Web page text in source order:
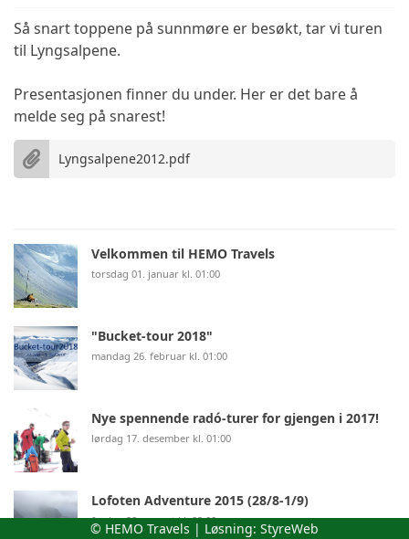
Så snart toppene på sunnmøre er besøkt, tar vi turen
til Lyngsalpene.
Presentasjonen finner du under. Her er det bare å
melde seg på snarest!
Lyngsalpene2012.pdf
Velkommen til HEMO Travels
torsdag 01. januar kl. 01:00
"Bucket-tour 2018"
mandag 26. februar kl. 01:00
Nye spennende radó-turer for gjengen i 2017!
lørdag 17. desember kl. 01:00
Lofoten Adventure 2015 (28/8-1/9)
fredag 28. august kl. 02:00
© HEMO Travels | Løsning: StyreWeb